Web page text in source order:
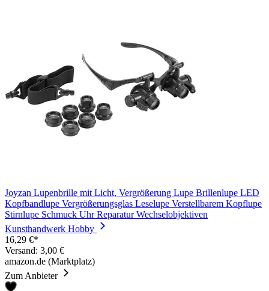
Joyzan Lupenbrille mit Licht, Vergrößerung Lupe Brillenlupe LED
Kopfbandlupe Vergrößerungsglas Leselupe Verstellbarem Kopflupe
Stirnlupe Schmuck Uhr Reparatur Wechselobjektiven
Kunsthandwerk Hobby
16,29 €*
Versand: 3,00 €
amazon.de (Marktplatz)
Zum Anbieter